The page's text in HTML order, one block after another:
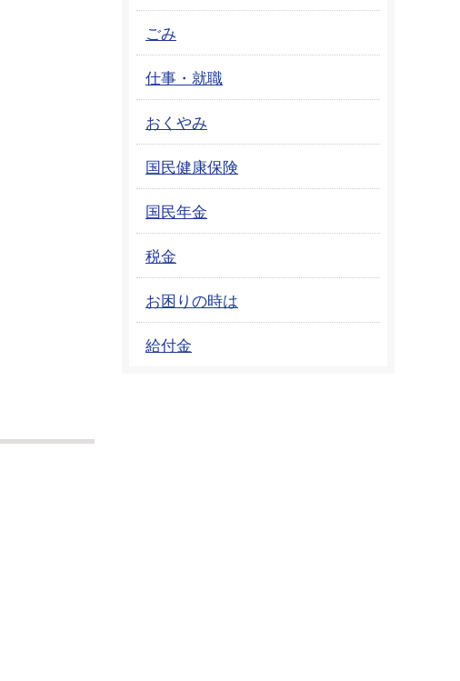
ごみ
仕事・就職
おくやみ
国民健康保険
国民年金
税金
お困りの時は
給付金